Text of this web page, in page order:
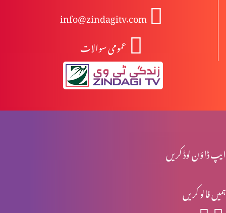
خواتین کی خدمت
صبا کی ملکہ کا شاہی دورہ
محبت کی 5 زبانیں
مقدسہ مریم
info@zindagitv.com
عمومی سوالات
ایپ ڈاؤن لوڈ کریں
ہمیں فالو کریں